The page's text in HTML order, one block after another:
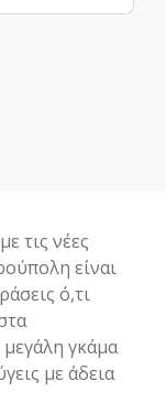
τις νέες
είναι
ό,τι
γκάμα
με άδεια